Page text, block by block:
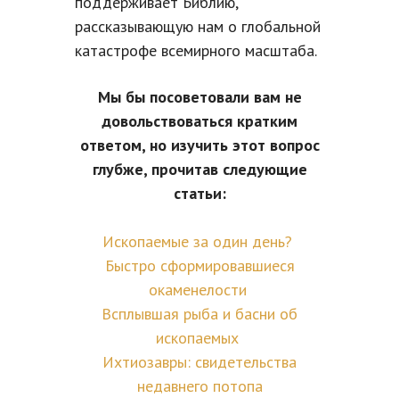
рассказывающую нам о глобальной
катастрофе всемирного масштаба.
Мы бы посоветовали вам не
довольствоваться кратким
ответом, но изучить этот вопрос
глубже, прочитав следующие
статьи:
Ископаемые за один день?
Быстро сформировавшиеся
окаменелости
Всплывшая рыба и басни об
ископаемых
Ихтиозавры: свидетельства
недавнего потопа